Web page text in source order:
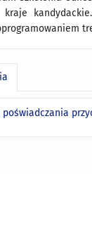
poświadczania